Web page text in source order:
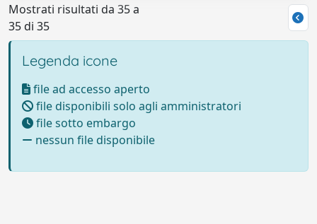
Mostrati risultati da 35 a
35 di 35
Legenda icone
file ad accesso aperto
file disponibili solo agli amministratori
file sotto embargo
nessun file disponibile